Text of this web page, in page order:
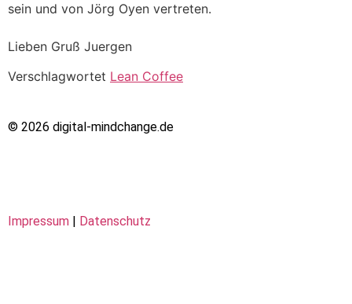
sein und von Jörg Oyen vertreten.
Lieben Gruß Juergen
Verschlagwortet Lean Coffee
© 2026 digital-mindchange.de
Impressum Datenschutz